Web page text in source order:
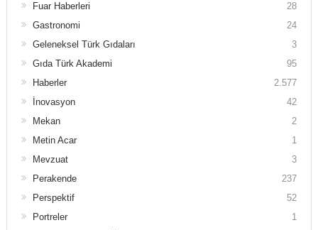
Fuar Haberleri
28
Gastronomi
24
Geleneksel Türk Gıdaları
3
Gıda Türk Akademi
95
Haberler
2.577
İnovasyon
42
Mekan
2
Metin Acar
1
Mevzuat
3
Perakende
237
Perspektif
52
Portreler
1